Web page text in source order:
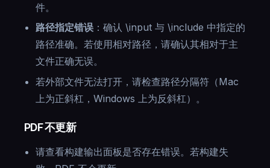
件。
路径指定错误 ：确认 \input 与 \include 中指定的
路径准确。若使用相对路径，请确认其相对于主
文件正确无误。
若外部文件无法打开，请检查路径分隔符（Mac
上为正斜杠，Windows 上为反斜杠）。
PDF 不更新
请查看构建输出面板是否存在错误。若构建失